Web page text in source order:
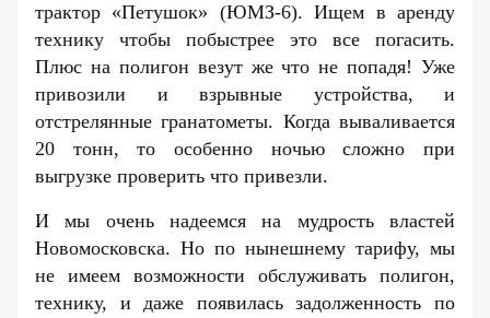
трактор «Петушок» (ЮМЗ-6). Ищем в аренду
технику чтобы побыстрее это все погасить.
Плюс на полигон везут же что не попадя! Уже
привозили и взрывные устройства, и
отстрелянные гранатометы. Когда вываливается
20 тонн, то особенно ночью сложно при
выгрузке проверить что привезли.
И мы очень надеемся на мудрость властей
Новомосковска. Но по нынешнему тарифу, мы
не имеем возможности обслуживать полигон,
технику, и даже появилась задолженность по